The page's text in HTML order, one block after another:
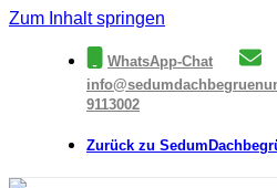
Zum Inhalt springen
WhatsApp-Chat
9113002
Zurück zu